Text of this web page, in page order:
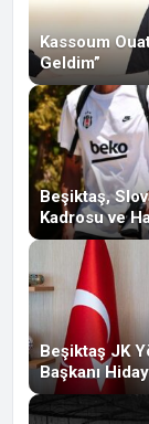
Kassoum
Geldim”
Beşiktaş,
Kadrosu ve
Beşiktaş JK
Başkanı